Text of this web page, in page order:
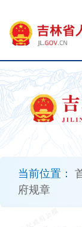
当前位置：
府规章
开
无
障
碍
说
明
加